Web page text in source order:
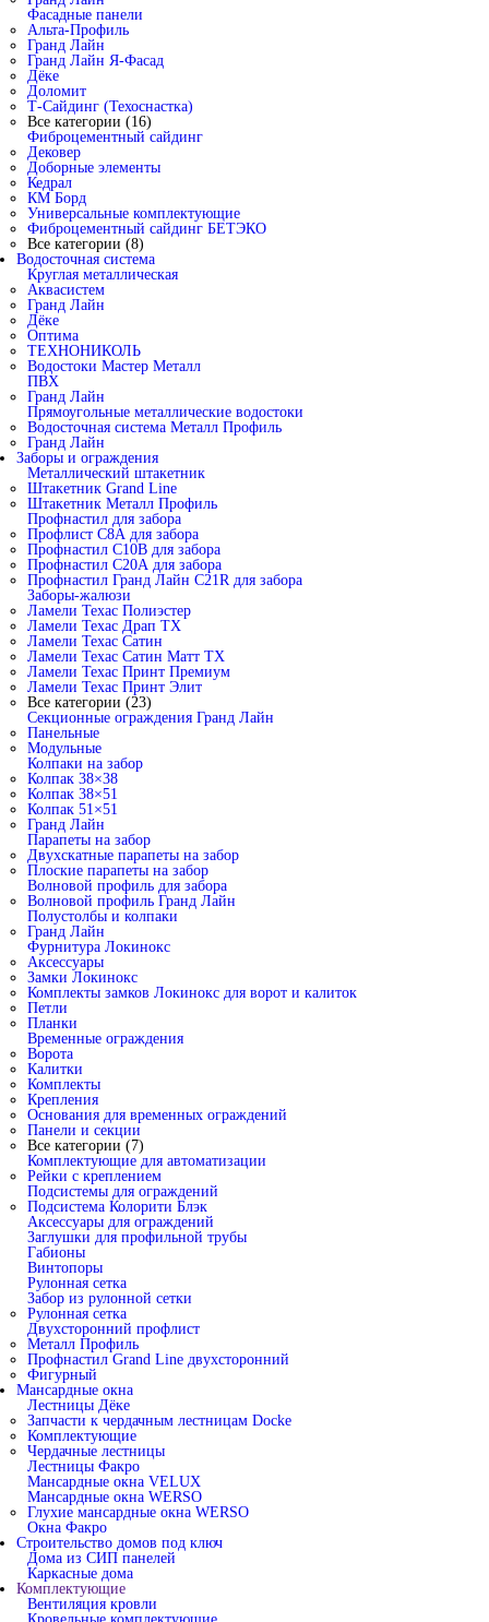
Фасадные панели
Альта-Профиль
Гранд Лайн
Гранд Лайн Я-Фасад
Дёке
Доломит
Т-Сайдинг (Техоснастка)
Все категории (16)
Фиброцементный сайдинг
Дековер
Доборные элементы
Кедрал
КМ Борд
Универсальные комплектующие
Фиброцементный сайдинг БЕТЭКО
Все категории (8)
Водосточная система
Круглая металлическая
Аквасистем
Гранд Лайн
Дёке
Оптима
ТЕХНОНИКОЛЬ
Водостоки Мастер Металл
ПВХ
Гранд Лайн
Прямоугольные металлические водостоки
Водосточная система Металл Профиль
Гранд Лайн
Заборы и ограждения
Металлический штакетник
Штакетник Grand Line
Штакетник Металл Профиль
Профнастил для забора
Профлист С8А для забора
Профнастил С10В для забора
Профнастил С20А для забора
Профнастил Гранд Лайн С21R для забора
Заборы-жалюзи
Ламели Техас Полиэстер
Ламели Техас Драп ТХ
Ламели Техас Сатин
Ламели Техас Сатин Матт ТХ
Ламели Техас Принт Премиум
Ламели Техас Принт Элит
Все категории (23)
Секционные ограждения Гранд Лайн
Панельные
Модульные
Колпаки на забор
Колпак 38×38
Колпак 38×51
Колпак 51×51
Гранд Лайн
Парапеты на забор
Двухскатные парапеты на забор
Плоские парапеты на забор
Волновой профиль для забора
Волновой профиль Гранд Лайн
Полустолбы и колпаки
Гранд Лайн
Фурнитура Локинокс
Аксессуары
Замки Локинокс
Комплекты замков Локинокс для ворот и калиток
Петли
Планки
Временные ограждения
Ворота
Калитки
Комплекты
Крепления
Основания для временных ограждений
Панели и секции
Все категории (7)
Комплектующие для автоматизации
Рейки с креплением
Подсистемы для ограждений
Подсистема Колорити Блэк
Аксессуары для ограждений
Заглушки для профильной трубы
Габионы
Винтопоры
Рулонная сетка
Забор из рулонной сетки
Рулонная сетка
Двухсторонний профлист
Металл Профиль
Профнастил Grand Line двухсторонний
Фигурный
Мансардные окна
Лестницы Дёке
Запчасти к чердачным лестницам Docke
Комплектующие
Чердачные лестницы
Лестницы Факро
Мансардные окна VELUX
Мансардные окна WERSO
Глухие мансардные окна WERSO
Окна Факро
Строительство домов под ключ
Дома из СИП панелей
Каркасные дома
Комплектующие
Вентиляция кровли